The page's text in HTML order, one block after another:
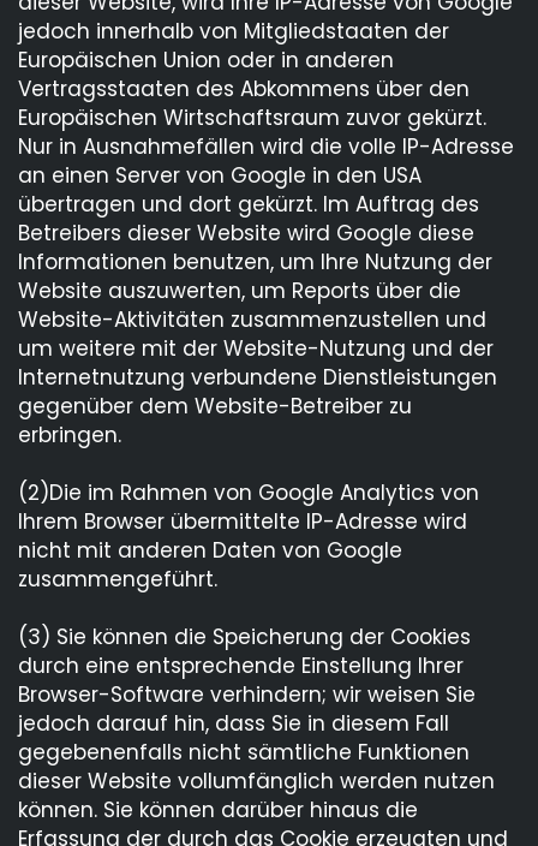
jedoch innerhalb von Mitgliedstaaten der
Europäischen Union oder in anderen
Vertragsstaaten des Abkommens über den
Europäischen Wirtschaftsraum zuvor gekürzt.
Nur in Ausnahmefällen wird die volle IP-Adresse
an einen Server von Google in den USA
übertragen und dort gekürzt. Im Auftrag des
Betreibers dieser Website wird Google diese
Informationen benutzen, um Ihre Nutzung der
Website auszuwerten, um Reports über die
Website-Aktivitäten zusammenzustellen und
um weitere mit der Website-Nutzung und der
Internetnutzung verbundene Dienstleistungen
gegenüber dem Website-Betreiber zu
erbringen.
(2)Die im Rahmen von Google Analytics von
Ihrem Browser übermittelte IP-Adresse wird
nicht mit anderen Daten von Google
zusammengeführt.
(3) Sie können die Speicherung der Cookies
durch eine entsprechende Einstellung Ihrer
Browser-Software verhindern; wir weisen Sie
jedoch darauf hin, dass Sie in diesem Fall
gegebenenfalls nicht sämtliche Funktionen
dieser Website vollumfänglich werden nutzen
können. Sie können darüber hinaus die
Erfassung der durch das Cookie erzeugten und